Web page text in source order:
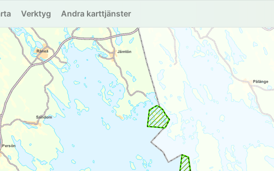
Verktyg Andra karttjänster